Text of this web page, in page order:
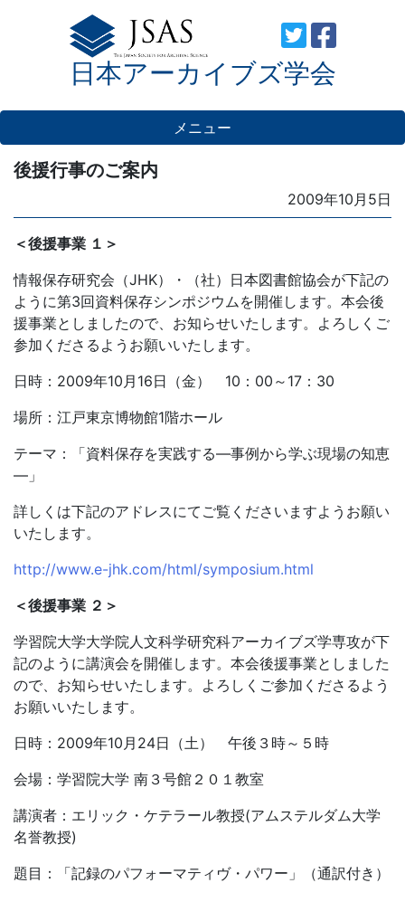
日本アーカイブズ学会
メニュー
後援行事のご案内
Posted
on
2009年10月5日
＜後援事業 １＞
情報保存研究会（JHK）・（社）日本図書館協会が下記の
ように第3回資料保存シンポジウムを開催します。本会後
援事業としましたので、お知らせいたします。よろしくご
参加くださるようお願いいたします。
日時：2009年10月16日（金） 10：00～17：30
場所：江戸東京博物館1階ホール
テーマ：「資料保存を実践する―事例から学ぶ現場の知恵
―」
詳しくは下記のアドレスにてご覧くださいますようお願い
いたします。
http://www.e-jhk.com/html/symposium.html
＜後援事業 ２＞
学習院大学大学院人文科学研究科アーカイブズ学専攻が下
記のように講演会を開催します。本会後援事業としました
ので、お知らせいたします。よろしくご参加くださるよう
お願いいたします。
日時：2009年10月24日（土） 午後３時～５時
会場：学習院大学 南３号館２０１教室
講演者：エリック・ケテラール教授(アムステルダム大学
名誉教授)
題目：「記録のパフォーマティヴ・パワー」（通訳付き）